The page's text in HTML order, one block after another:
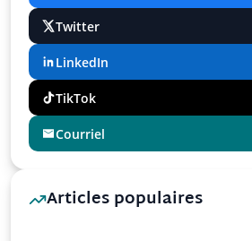
Twitter
LinkedIn
TikTok
Courriel
Articles populaires